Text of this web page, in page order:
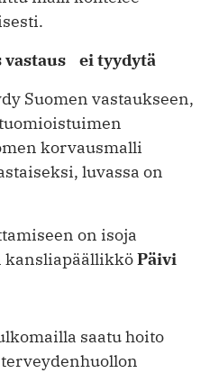
vastaus ei tyydytä
Suomen vastaukseen,
korvausmalli
luvassa on
on isoja
kansliapäällikköPäivi
saatu hoito